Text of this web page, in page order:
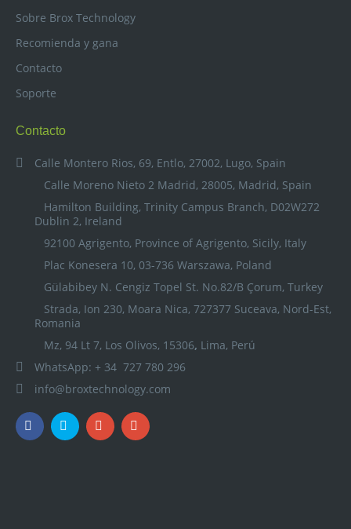
Sobre Brox Technology
Recomienda y gana
Contacto
Soporte
Contacto
Calle Montero Rios, 69, Entlo, 27002, Lugo, Spain
Calle Moreno Nieto 2 Madrid, 28005, Madrid, Spain
Hamilton Building, Trinity Campus Branch, D02W272
Dublin 2, Ireland
92100 Agrigento, Province of Agrigento, Sicily, Italy
Plac Konesera 10, 03-736 Warszawa, Poland
Gülabibey N. Cengiz Topel St. No.82/B Çorum, Turkey
Strada, Ion 230, Moara Nica, 727377 Suceava, Nord-Est,
Romania
Mz, 94 Lt 7, Los Olivos, 15306, Lima, Perú
WhatsApp: + 34 727 780 296
info@broxtechnology.com